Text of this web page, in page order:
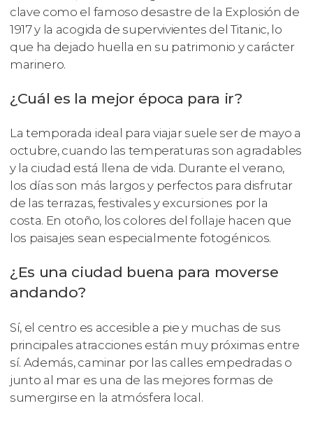
clave como el famoso desastre de la Explosión de
1917 y la acogida de supervivientes del Titanic, lo
que ha dejado huella en su patrimonio y carácter
marinero.
¿Cuál es la mejor época para ir?
La temporada ideal para viajar suele ser de mayo a
octubre, cuando las temperaturas son agradables
y la ciudad está llena de vida. Durante el verano,
los días son más largos y perfectos para disfrutar
de las terrazas, festivales y excursiones por la
costa. En otoño, los colores del follaje hacen que
los paisajes sean especialmente fotogénicos.
¿Es una ciudad buena para moverse
andando?
Sí, el centro es accesible a pie y muchas de sus
principales atracciones están muy próximas entre
sí. Además, caminar por las calles empedradas o
junto al mar es una de las mejores formas de
sumergirse en la atmósfera local.